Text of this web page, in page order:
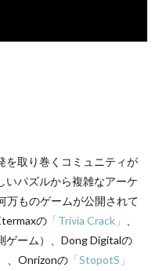
を取り巻くコミュニティが
いパズルから複雑なアーケ
万ものゲームが公開されて
の 「Trivia Crack」
ゲーム）、Dong Digitalの
、Onrizonの 「StopotS」